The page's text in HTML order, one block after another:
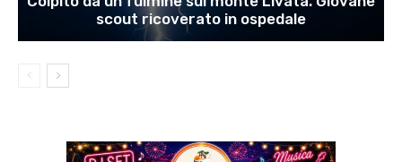
scout ricoverato in ospedale